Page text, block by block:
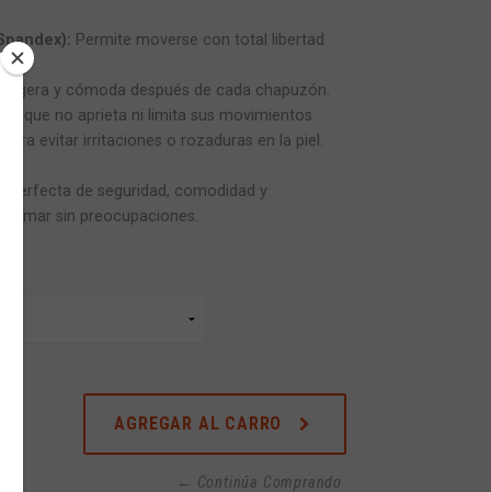
Permite moverse con total libertad
ligera y cómoda después de cada chapuzón.
que no aprieta ni limita sus movimientos.
para evitar irritaciones o rozaduras en la piel.
perfecta de seguridad, comodidad y
mar sin preocupaciones.
AGREGAR AL CARRO
← Continúa Comprando